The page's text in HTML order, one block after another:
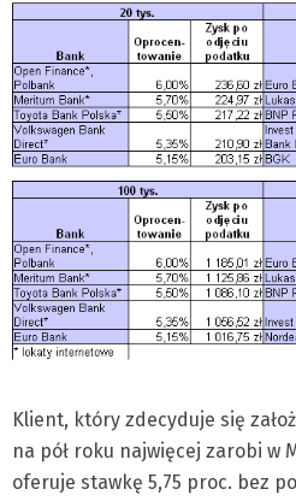
Klient, który zdecyduje się
na pół roku najwięcej zarobi w
oferuje stawkę 5,75 proc. bez